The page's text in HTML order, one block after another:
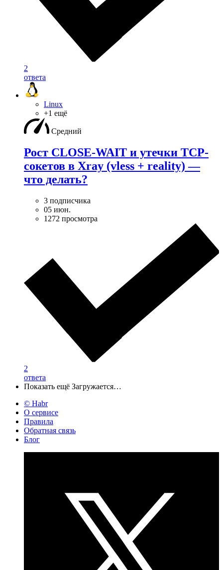
2
ответа
Linux
+1 ещё
Средний
Рост CLOSE-WAIT и утечки TCP-
сокетов в Xray (vless + reality) —
что делать?
3 подписчика
05 июн.
1272 просмотра
2
ответа
Показать ещё Загружается…
© Habr
О сервисе
Правила
Обратная связь
Блог